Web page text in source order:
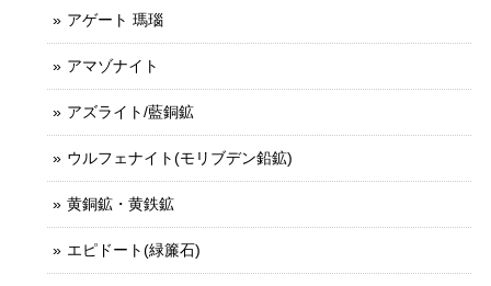
アゲート 瑪瑙
アマゾナイト
アズライト/藍銅鉱
ウルフェナイト(モリブデン鉛鉱)
黄銅鉱・黄鉄鉱
エピドート(緑簾石)